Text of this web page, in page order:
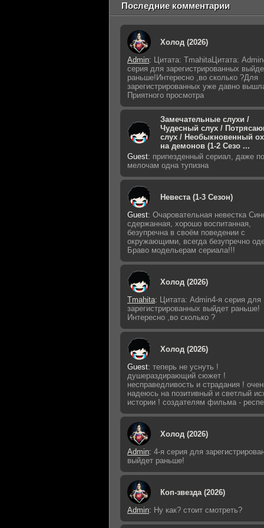
Последние комментарии
Холод (2026)
Admin: Цитата: TmahitaЦитата:
серия для зарегистрированных
раньше!Интересно ,во сколько ?Для
зарегистрированных уже давно
Приятного просмотра
Замечательные слухи /
Чудесный слух /
слух / Необыкновенный
на демонов (1-2 Сезо ...
Guest: припезденный сериал, даже по
мелочам одна тупизна
Невеста (1-3 Сезон)
Guest: Очаровательная невестка
сдержанная, хорошо воспитанная,
безупречна в своём поведении с
окружающими, всегда безупречно
Браво модельерам сериала!!!
Холод (2026)
Tmahita: Цитата: Admin4-я серия для
зарегистрированных выйдет раньше!
Интересно ,во сколько ?
Холод (2026)
Guest: теперь не уснуть !
душераздирающий сюжет !
несправедливость и страдания !
надеюсь на позитивный и светлый
истории ! создателям фильма -
Холод (2026)
Admin: 4-я серия для
выйдет раньше!
Коп-звезда (2026)
Admin: Ну как? стоит смотреть?